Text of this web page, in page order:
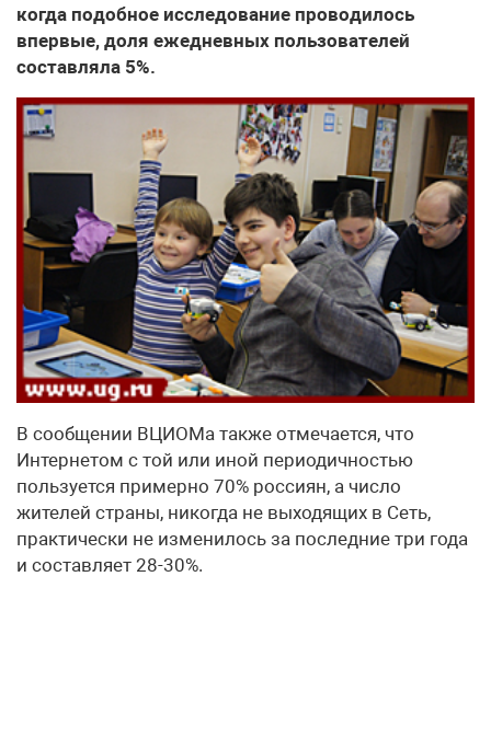
когда подобное исследование проводилось
впервые, доля ежедневных пользователей
составляла 5%.
В сообщении ВЦИОМа также отмечается, что
Интернетом с той или иной периодичностью
пользуется примерно 70% россиян, а число
жителей страны, никогда не выходящих в Сеть,
практически не изменилось за последние три года
и составляет 28-30%.